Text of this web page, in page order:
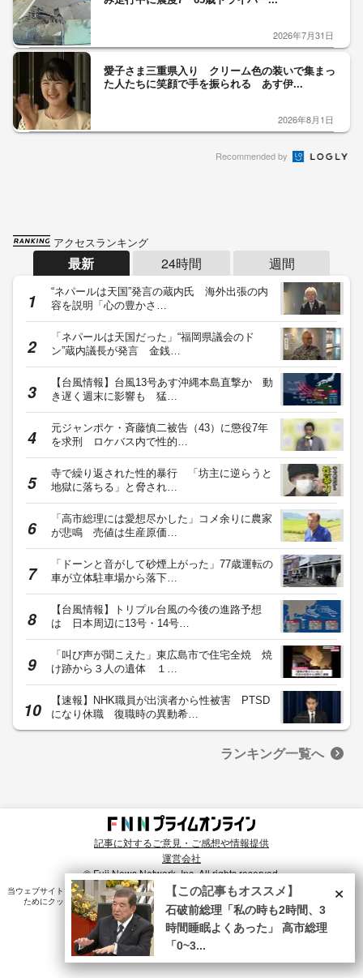
2026年7月31日
愛子さま三重県入り クリーム色の装いで集まっ
た人たちに笑顔で手を振られる あす伊...
2026年8月1日
Recommended by
アクセスランキング
最新 24時間 週間
“ネパールは天国”発言の蔵内氏 海外出張の内
容を説明「心の豊かさ…
「ネパールは天国だった」“福岡県議会のド
ン”蔵内議長が発言 金銭…
【台風情報】台風13号あす沖縄本島直撃か 動
き遅く週末に影響も 猛…
元ジャンポケ・斉藤慎二被告（43）に懲役7年
を求刑 ロケバス内で性的…
寺で繰り返された性的暴行 「坊主に逆らうと
地獄に落ちる」と脅され…
「高市総理には愛想尽かした」コメ余りに農家
が悲鳴 売値は生産原価…
「ドーンと音がして砂煙上がった」77歳運転の
車が立体駐車場から落下…
【台風情報】トリプル台風の今後の進路予想
は 日本周辺に13号・14号…
「叫び声が聞こえた」東広島市で住宅全焼 焼
け跡から３人の遺体 １…
【速報】NHK職員が出演者から性被害 PTSD
になり休職 復職時の異動希…
ランキング一覧へ
記事に対するご意見・ご感想や情報提供
運営会社
© Fuji News Network, Inc. All rights reserved.
当ウェブサイトでは、ユーザのニーズ・興味・関⼼に合致したコンテンツや広告配信を提供する
ためにクッキーを使⽤しています。詳細は、
プライバシーポリシー をご確認ください。×
【この記事もオススメ】
石破前総理「私の時も2時間、3
時間睡眠よくあった」 高市総理
「0~3...